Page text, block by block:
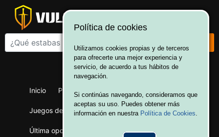
¡Bienvenido a Vulcania!
Inicio Productos Juegos de mesa
Juegos de cartas Merchandising Ofertas
Última oportunidad Wargames
Política de cookies
Utilizamos cookies propias y de terceros
para ofrecerte una mejor experiencia y
servicio, de acuerdo a tus hábitos de
navegación.
Si continúas navegando, consideramos que
aceptas su uso. Puedes obtener más
información en nuestra Política de Cookies.